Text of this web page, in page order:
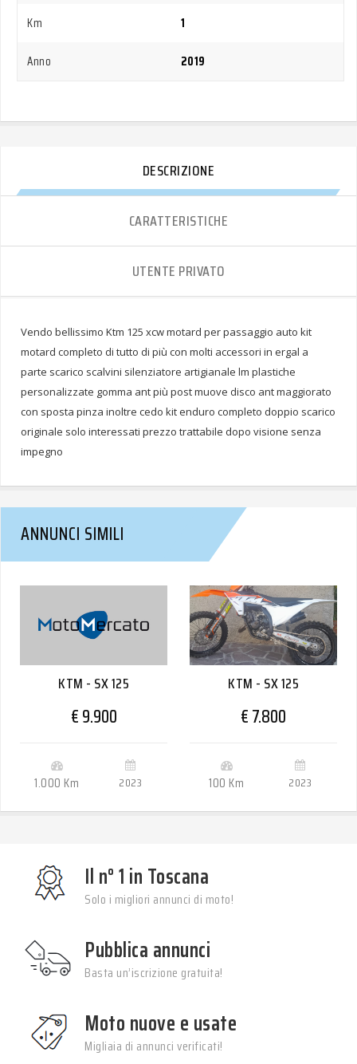
Km
1
Anno
2019
DESCRIZIONE
CARATTERISTICHE
UTENTE PRIVATO
Vendo bellissimo Ktm 125 xcw motard per passaggio auto kit
motard completo di tutto di più con molti accessori in ergal a
parte scarico scalvini silenziatore artigianale lm plastiche
personalizzate gomma ant più post muove disco ant maggiorato
con sposta pinza inoltre cedo kit enduro completo doppio scarico
originale solo interessati prezzo trattabile dopo visione senza
impegno
ANNUNCI SIMILI
KTM - SX 125
€ 9.900
1.000 Km 2023
KTM - SX 125
€ 7.800
100 Km 2023
Il n° 1 in Toscana
Solo i migliori annunci di moto!
Pubblica annunci
Basta un’iscrizione gratuita!
Moto nuove e usate
Migliaia di annunci verificati!